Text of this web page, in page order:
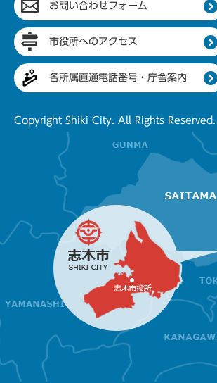
お問い合わせフォーム
市役所へのアクセス
各所属直通電話番号・庁舎案内
Copyright Shiki City. All Rights Reserved.